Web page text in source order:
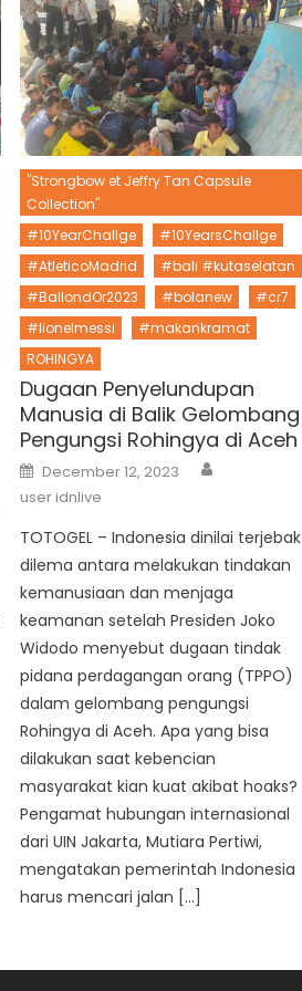
"Strongbow et Jeffry Tan Capsule
Collection"
#10YearChallge
#10YearsChallge
#AtleticoMadrid
#bali #kutaselatan
#BallondOr2023
#bolanew
#cr7
#lionelmessi
#makankramat
ROHINGYA
Dugaan Penyelundupan
Manusia di Balik Gelombang
Pengungsi Rohingya di Aceh
Posted
on
December 12, 2023
user idnlive
TOTOGEL – Indonesia dinilai terjebak
dilema antara melakukan tindakan
kemanusiaan dan menjaga
keamanan setelah Presiden Joko
Widodo menyebut dugaan tindak
pidana perdagangan orang (TPPO)
dalam gelombang pengungsi
Rohingya di Aceh. Apa yang bisa
dilakukan saat kebencian
masyarakat kian kuat akibat hoaks?
Pengamat hubungan internasional
dari UIN Jakarta, Mutiara Pertiwi,
mengatakan pemerintah Indonesia
harus mencari jalan […]